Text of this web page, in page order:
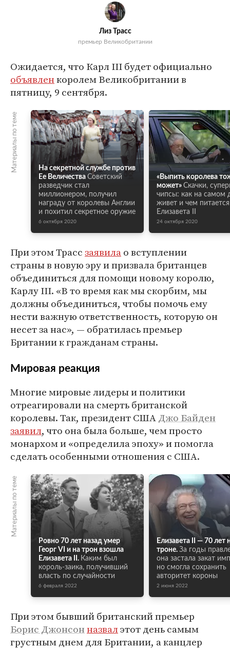
Лиз Трасс
премьер Великобритании
Ожидается, что Карл III будет официально
объявленкоролем Великобритании в
пятницу, 9 сентября.
Материалы по теме
На секретной службе против
Ее Величества Советский
разведчик стал
миллионером, получил
награду от королевы Англии
и похитил секретное оружие
6 октября 2020
«Выпить королева
может» Скачки,
чипсы: как на самом
живет и чем питается
Елизавета II
24 октября 2020
При этом Трассзаявилао вступлении
страны в новую эру и призвала британцев
объединиться для помощи новому королю,
Карлу III. «В то время как мы скорбим, мы
должны объединиться, чтобы помочь ему
нести важную ответственность, которую он
несет за нас», — обратилась премьер
Британии к гражданам страны.
Мировая реакция
Многие мировые лидеры и политики
отреагировали на смерть британской
королевы. Так, президент СШАДжо Байден
заявил, что она была больше, чем просто
монархом и «определила эпоху» и помогла
сделать особенными отношения с США.
Материалы по теме
Ровно 70 лет назад умер
Георг VI и на трон взошла
Елизавета II. Каким был
король-заика, получивший
власть по случайности
6 февраля 2022
Елизавета II — 70 лет
троне. За годы
она застала закат
но смогла сохранить
авторитет короны
2 июня 2022
При этом бывший британский премьер
Борис Джонсонназвалэтот день самым
грустным днем для Британии, а канцлер